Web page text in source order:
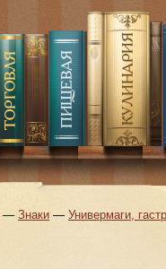
— Знаки — Универмаги,